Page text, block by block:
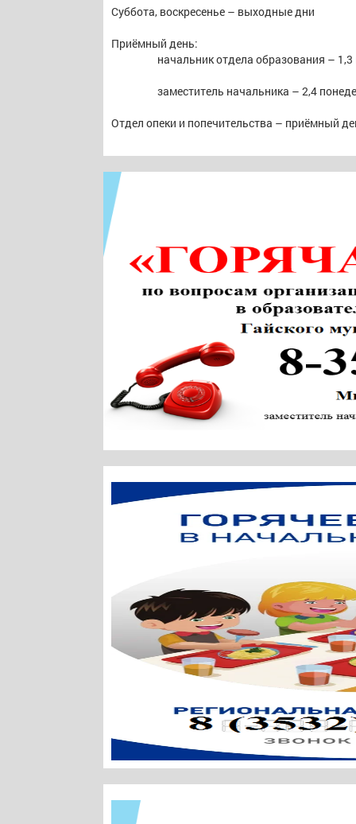
Суббота, воскресенье – выходные дни
Приёмный день:
начальник отдела образования –
заместитель начальника – 2,4
Отдел опеки и попечительства – приёмный